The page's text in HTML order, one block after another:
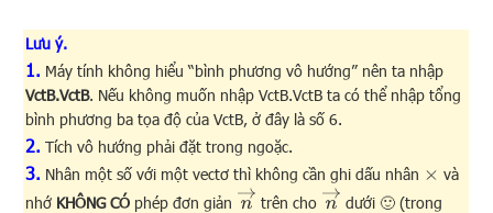
Lưu ý.
1. Máy tính không hiểu “bình phương vô hướng” nên ta nhập
VctB.VctB. Nếu không muốn nhập VctB.VctB ta có thể nhập tổng
bình phương ba tọa độ của VctB, ở đây là số 6.
2. Tích vô hướng phải đặt trong ngoặc.
3. Nhân một số với một vectơ thì không cần ghi dấu nhân × và
nhớ KHÔNG CÓ phép đơn giản n→trên cho n→ dưới 🙂 (trong